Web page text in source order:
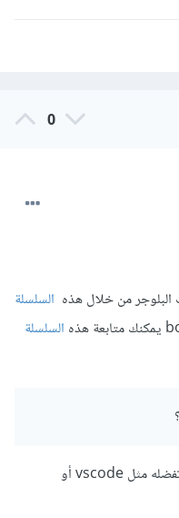
0
من خلال هذه السلسلة
السلسلة
أما عن المُحرر. فيمنك استخدام أي محرر تفضله مثل vscode أو